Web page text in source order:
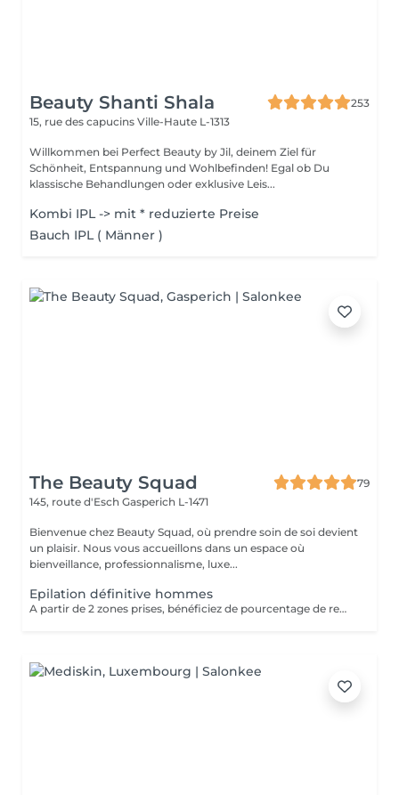
Beauty Shanti Shala
253
15, rue des capucins Ville-Haute L-1313
Willkommen bei Perfect Beauty by Jil, deinem Ziel für
Schönheit, Entspannung und Wohlbefinden! Egal ob Du
klassische Behandlungen oder exklusive Leis...
Kombi IPL -> mit * reduzierte Preise
Bauch IPL ( Männer )
The Beauty Squad
79
145, route d'Esch Gasperich L-1471
Bienvenue chez Beauty Squad, où prendre soin de soi devient
un plaisir. Nous vous accueillons dans un espace où
bienveillance, professionnalisme, luxe...
Epilation définitive hommes
A partir de 2 zones prises, bénéficiez de pourcentage de remises. Plus d'informations durant votre rendez-vous d'information